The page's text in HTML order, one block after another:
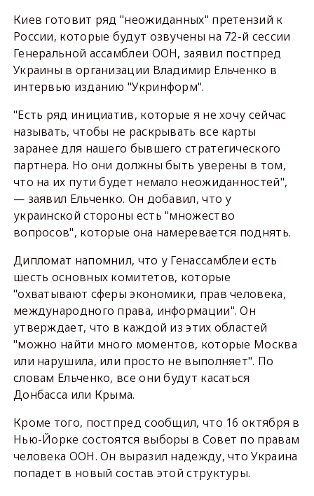
Киев готовит ряд "неожиданных" претензий к
России, которые будут озвучены на 72-й сессии
Генеральной ассамблеи ООН, заявил постпред
Украины в организации Владимир Ельченко в
интервью изданию "Укринформ".
"Есть ряд инициатив, которые я не хочу сейчас
называть, чтобы не раскрывать все карты
заранее для нашего бывшего стратегического
партнера. Но они должны быть уверены в том,
что на их пути будет немало неожиданностей",
— заявил Ельченко. Он добавил, что у
украинской стороны есть "множество
вопросов", которые она намеревается поднять.
Дипломат напомнил, что у Генассамблеи есть
шесть основных комитетов, которые
"охватывают сферы экономики, прав человека,
международного права, информации". Он
утверждает, что в каждой из этих областей
"можно найти много моментов, которые Москва
или нарушила, или просто не выполняет". По
словам Ельченко, все они будут касаться
Донбасса или Крыма.
Кроме того, постпред сообщил, что 16 октября в
Нью-Йорке состоятся выборы в Совет по правам
человека ООН. Он выразил надежду, что Украина
попадет в новый состав этой структуры.